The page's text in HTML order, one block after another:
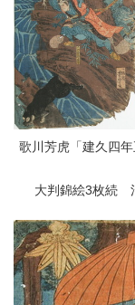
歌川芳虎「建久四
大判錦絵3枚続